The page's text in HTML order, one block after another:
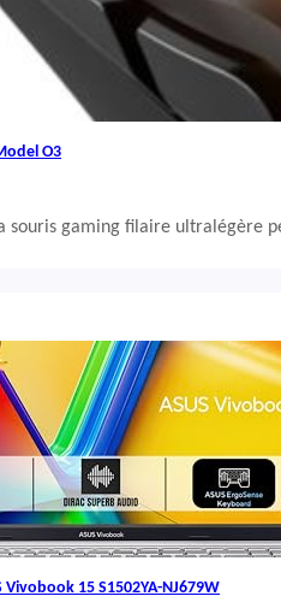
O3
souris gaming filaire ultralégère
Vivobook 15 S1502YA-NJ679W